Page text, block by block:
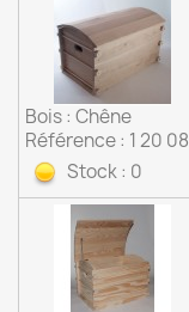
Bois : Chêne
Référence : 1 20 08
Stock : 0